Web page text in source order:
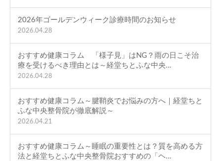
2026年ゴールデンウィーク診療時間のお知らせ
2026.04.28
おすすめ健康コラム 「様子見」はNG？雨の日こそ治
療を受けるべき理由とは～経堂ちとふな中央…
2026.04.28
おすすめ健康コラム～腱鞘炎でお悩みの方へ｜経堂ちと
ふな中央整骨院が徹底解説～
2026.04.21
おすすめ健康コラム～睡眠の重要性とは？質を高める方
法と経堂ちとふな中央整骨院おすすめの「ヘ…